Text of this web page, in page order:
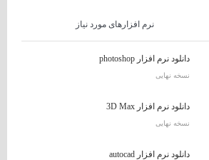
نرم افزارهای مورد نیاز
دانلود نرم افزار photoshop
نسخه نهایی
دانلود نرم افزار 3D Max
نسخه نهایی
دانلود نرم افزار autocad